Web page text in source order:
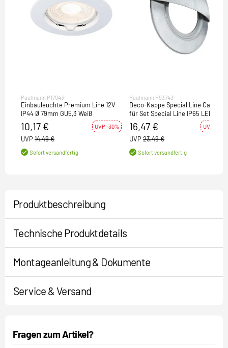
Paulmann P17943
Einbauleuchte Premium Line 12V
IP44 Ø 79mm GU5,3 Weiß
10,17 € UVP -30%
UVP 14,49 €
Sofort versandfertig
Paulmann P93743
Deco-Kappe Special Line Cap
für Set Special Line IP65 LED
16,47 € UVP -30%
UVP 23,49 €
Sofort versandfertig
Produktbeschreibung
Technische Produktdetails
Montageanleitung & Dokumente
Service & Versand
Fragen zum Artikel?